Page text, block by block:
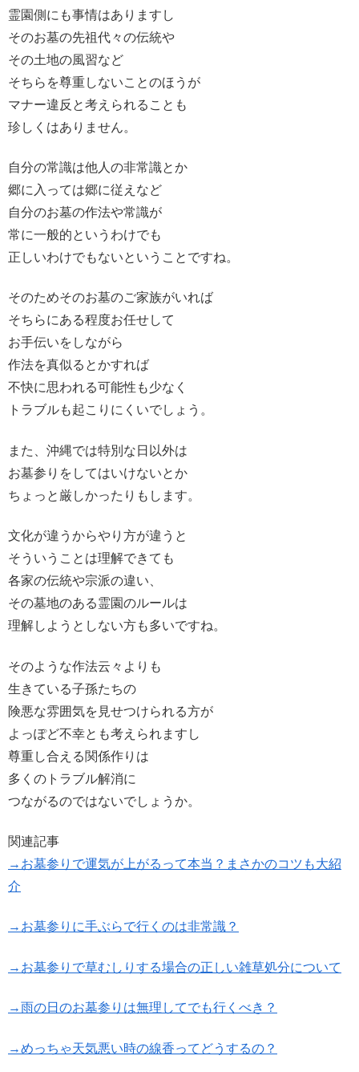
霊園側にも事情はありますし
そのお墓の先祖代々の伝統や
その土地の風習など
そちらを尊重しないことのほうが
マナー違反と考えられることも
珍しくはありません。
自分の常識は他人の非常識とか
郷に入っては郷に従えなど
自分のお墓の作法や常識が
常に一般的というわけでも
正しいわけでもないということですね。
そのためそのお墓のご家族がいれば
そちらにある程度お任せして
お手伝いをしながら
作法を真似るとかすれば
不快に思われる可能性も少なく
トラブルも起こりにくいでしょう。
また、沖縄では特別な日以外は
お墓参りをしてはいけないとか
ちょっと厳しかったりもします。
文化が違うからやり方が違うと
そういうことは理解できても
各家の伝統や宗派の違い、
その墓地のある霊園のルールは
理解しようとしない方も多いですね。
そのような作法云々よりも
生きている子孫たちの
険悪な雰囲気を見せつけられる方が
よっぽど不幸とも考えられますし
尊重し合える関係作りは
多くのトラブル解消に
つながるのではないでしょうか。
関連記事
→お墓参りで運気が上がるって本当？まさかのコツも大紹
介
→お墓参りに手ぶらで行くのは非常識？
→お墓参りで草むしりする場合の正しい雑草処分について
→雨の日のお墓参りは無理してでも行くべき？
→めっちゃ天気悪い時の線香ってどうするの？